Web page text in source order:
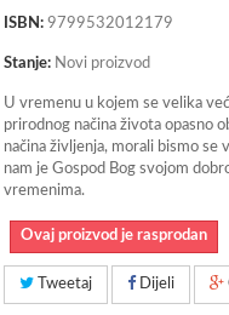
ISBN: 9799532012179
Stanje: Novi proizvod
U vremenu u kojem se velika
prirodnog načina života opasno
načina življenja, morali bismo
nam je Gospod Bog svojom
vremenima.
Ovaj proizvod je rasprodan
Tweetaj Dijeli